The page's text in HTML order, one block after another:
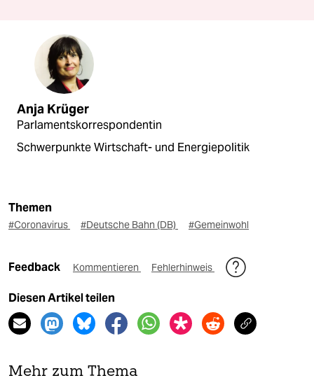
Anja Krüger
Parlamentskorrespondentin
Schwerpunkte Wirtschaft- und Energiepolitik
Themen
#Coronavirus #Deutsche Bahn (DB) #Gemeinwohl
Feedback Kommentieren Fehlerhinweis
Diesen Artikel teilen
Mehr zum Thema